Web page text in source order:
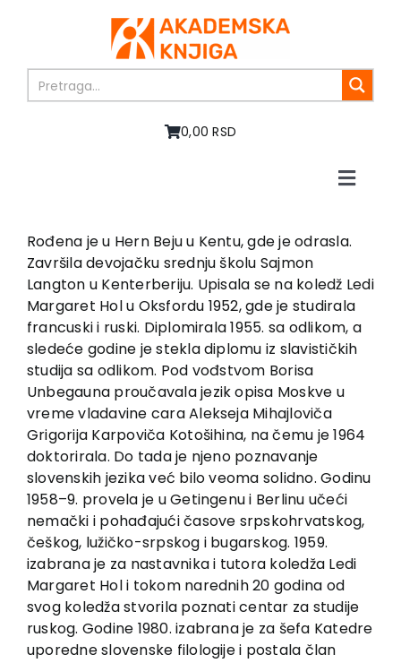
0,00 RSD
Toggle
About us
Books
In preparation
Sale
Authors
News
EU PROJECTS
Contact
Rođena je u Hern Beju u Kentu, gde je odrasla.
Završila devojačku srednju školu Sajmon
Langton u Kenterberiju. Upisala se na koledž Ledi
Margaret Hol u Oksfordu 1952, gde je studirala
francuski i ruski. Diplomirala 1955. sa odlikom, a
sledeće godine je stekla diplomu iz slavističkih
studija sa odlikom. Pod vođstvom Borisa
Unbegauna proučavala jezik opisa Moskve u
vreme vladavine cara Alekseja Mihajloviča
Grigorija Karpoviča Kotošihina, na čemu je 1964
doktorirala. Do tada je njeno poznavanje
slovenskih jezika već bilo veoma solidno. Godinu
1958–9. provela je u Getingenu i Berlinu učeći
nemački i pohađajući časove srpskohrvatskog,
češkog, lužičko-srpskog i bugarskog. 1959.
izabrana je za nastavnika i tutora koledža Ledi
Margaret Hol i tokom narednih 20 godina od
svog koledža stvorila poznati centar za studije
ruskog. Godine 1980. izabrana je za šefa Katedre
uporedne slovenske filologije i postala član